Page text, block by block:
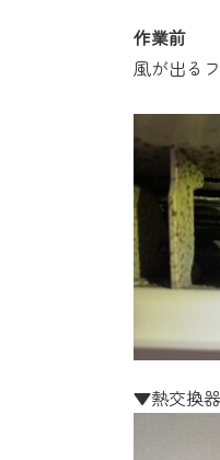
作業前
風が出る
▼熱交換